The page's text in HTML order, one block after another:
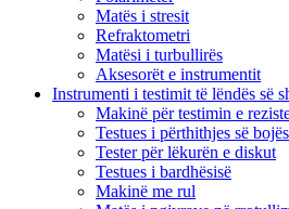
Matës i stresit
Refraktometri
Matësi i turbullirës
Aksesorët e instrumentit
Instrumenti i testimit të lëndës së
Makinë për testimin e
Testues i përthithjes së bojës
Tester për lëkurën e diskut
Testues i bardhësisë
Makinë me rul